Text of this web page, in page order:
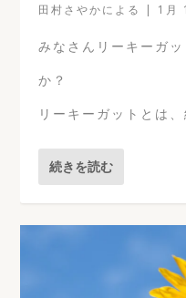
田村さやかによる | 1月
みなさんリーキーガ
か？
リーキーガットとは
続きを読む